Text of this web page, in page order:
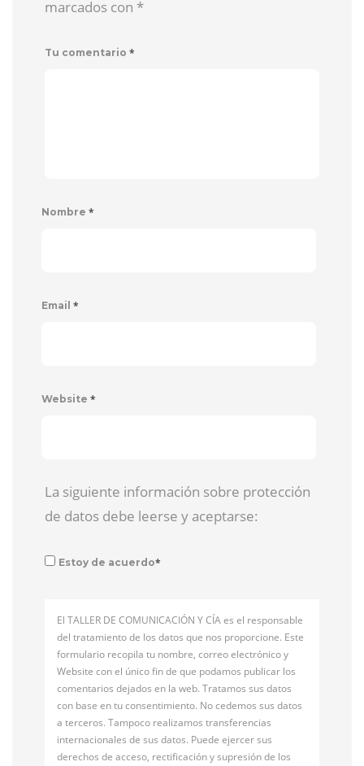
marcados con *
Tu comentario *
Nombre *
Email *
Website *
La siguiente información sobre protección
de datos debe leerse y aceptarse:
Estoy de acuerdo*
El TALLER DE COMUNICACIÓN Y CÍA es el responsable
del tratamiento de los datos que nos proporcione. Este
formulario recopila tu nombre, correo electrónico y
Website con el único fin de que podamos publicar los
comentarios dejados en la web. Tratamos sus datos
con base en tu consentimiento. No cedemos sus datos
a terceros. Tampoco realizamos transferencias
internacionales de sus datos. Puede ejercer sus
derechos de acceso, rectificación y supresión de los